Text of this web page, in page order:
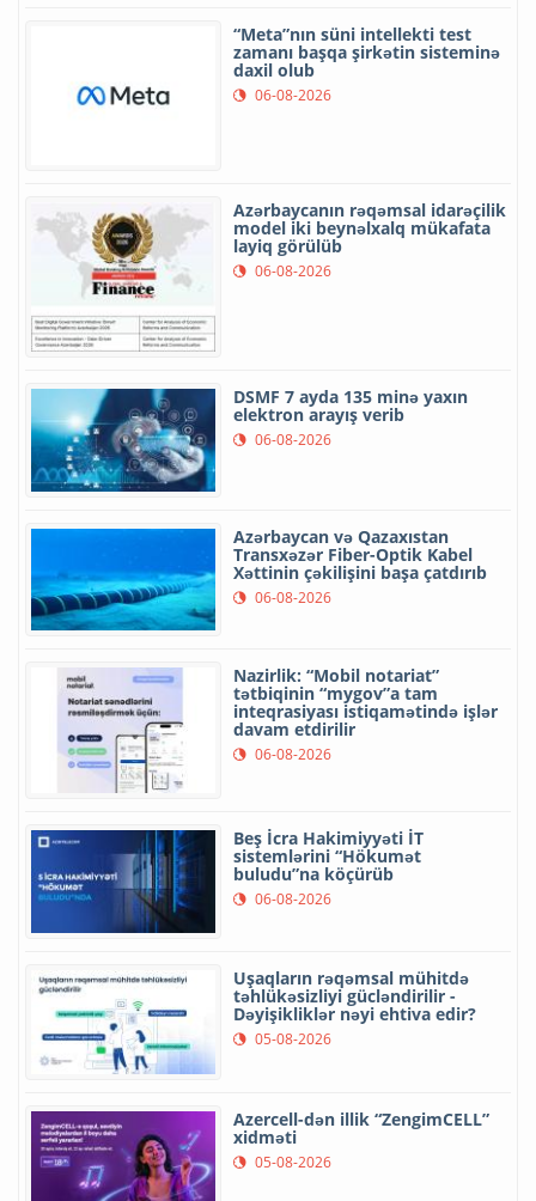
“Meta”nın süni intellekti test
zamanı başqa şirkətin sisteminə
daxil olub
06-08-2026
Azərbaycanın rəqəmsal idarəçilik
model iki beynəlxalq mükafata
layiq görülüb
06-08-2026
DSMF 7 ayda 135 minə yaxın
elektron arayış verib
06-08-2026
Azərbaycan və Qazaxıstan
Transxəzər Fiber-Optik Kabel
Xəttinin çəkilişini başa çatdırıb
06-08-2026
Nazirlik: “Mobil notariat”
tətbiqinin “mygov”a tam
inteqrasiyası istiqamətində işlər
davam etdirilir
06-08-2026
Beş İcra Hakimiyyəti İT
sistemlərini “Hökumət
buludu”na köçürüb
06-08-2026
Uşaqların rəqəmsal mühitdə
təhlükəsizliyi gücləndirilir -
Dəyişikliklər nəyi ehtiva edir?
05-08-2026
Azercell-dən illik “ZengimCELL”
xidməti
05-08-2026